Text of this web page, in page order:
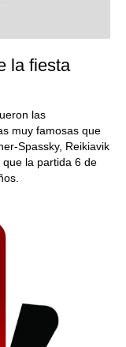
la fiesta
las
muy famosas que
Spassky, Reikiavik
que la partida 6 de